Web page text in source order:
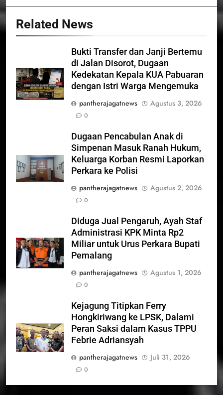
Related News
Bukti Transfer dan Janji Bertemu
di Jalan Disorot, Dugaan
Kedekatan Kepala KUA Pabuaran
dengan Istri Warga Mengemuka
pantherajagatnews
Agustus 3, 2026
0
Dugaan Pencabulan Anak di
Simpenan Masuk Ranah Hukum,
Keluarga Korban Resmi Laporkan
Perkara ke Polisi
pantherajagatnews
Agustus 2, 2026
0
Diduga Jual Pengaruh, Ayah Staf
Administrasi KPK Minta Rp2
Miliar untuk Urus Perkara Bupati
Pemalang
pantherajagatnews
Agustus 1, 2026
0
Kejagung Titipkan Ferry
Hongkiriwang ke LPSK, Dalami
Peran Saksi dalam Kasus TPPU
Febrie Adriansyah
pantherajagatnews
Juli 31, 2026
0